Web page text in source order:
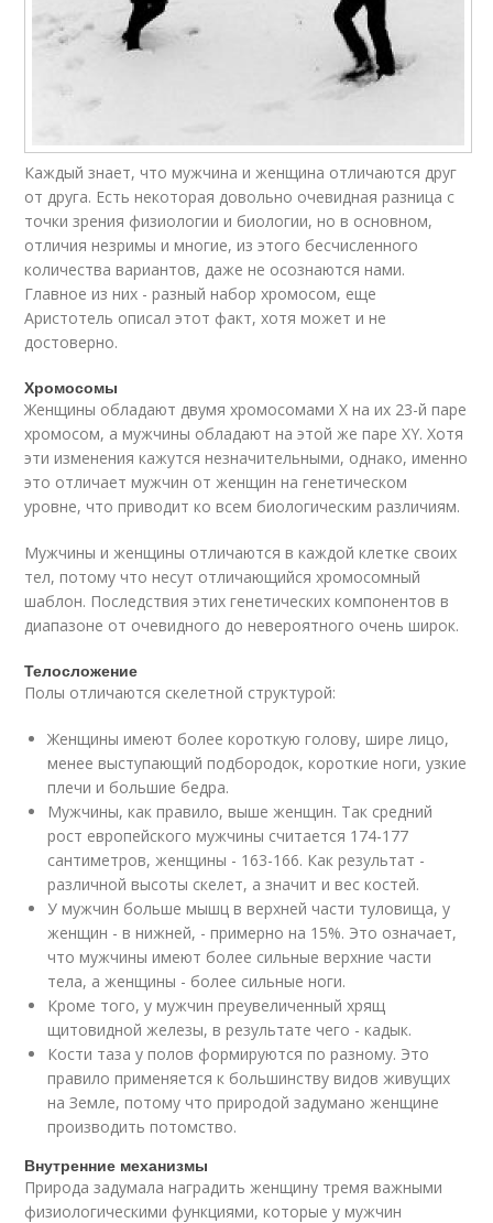
Каждый знает, что мужчина и женщина отличаются друг
от друга. Есть некоторая довольно очевидная разница с
точки зрения физиологии и биологии, но в основном,
отличия незримы и многие, из этого бесчисленного
количества вариантов, даже не осознаются нами.
Главное из них - разный набор хромосом, еще
Аристотель описал этот факт, хотя может и не
достоверно.
Хромосомы
Женщины обладают двумя хромосомами X на их 23-й паре
хромосом, а мужчины обладают на этой же паре XY. Хотя
эти изменения кажутся незначительными, однако, именно
это отличает мужчин от женщин на генетическом
уровне, что приводит ко всем биологическим различиям.
Мужчины и женщины отличаются в каждой клетке своих
тел, потому что несут отличающийся хромосомный
шаблон. Последствия этих генетических компонентов в
диапазоне от очевидного до невероятного очень широк.
Телосложение
Полы отличаются скелетной структурой:
Женщины имеют более короткую голову, шире лицо,
менее выступающий подбородок, короткие ноги, узкие
плечи и большие бедра.
Мужчины, как правило, выше женщин. Так средний
рост европейского мужчины считается 174-177
сантиметров, женщины - 163-166. Как результат -
различной высоты скелет, а значит и вес костей.
У мужчин больше мышц в верхней части туловища, у
женщин - в нижней, - примерно на 15%. Это означает,
что мужчины имеют более сильные верхние части
тела, а женщины - более сильные ноги.
Кроме того, у мужчин преувеличенный хрящ
щитовидной железы, в результате чего - кадык.
Кости таза у полов формируются по разному. Это
правило применяется к большинству видов живущих
на Земле, потому что природой задумано женщине
производить потомство.
Внутренние механизмы
Природа задумала наградить женщину тремя важными
физиологическими функциями, которые у мужчин